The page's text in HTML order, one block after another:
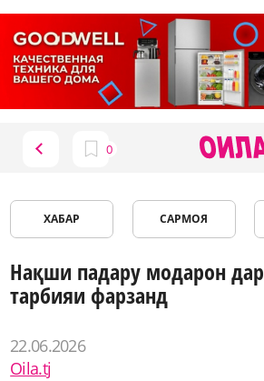
ХАБАР САРМОЯ
Нақши падару модарон дар
тарбияи фарзанд
22.06.2026
Oila.tj